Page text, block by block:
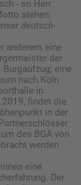
- so Herr
stehen:
deutsch-
anderem eine
der
eine
nach Köln
in
findet die
in der
des BGA von
werden
eine
Der